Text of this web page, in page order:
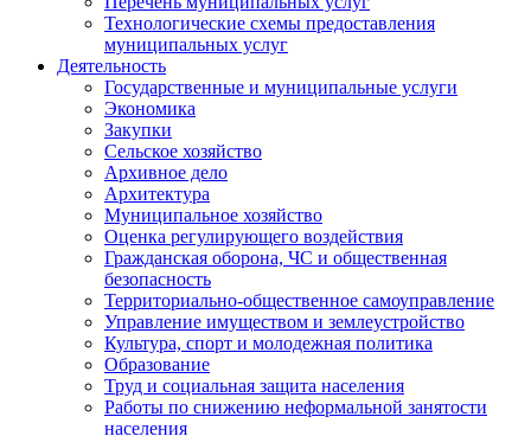
Технологические схемы предоставления
муниципальных услуг
Деятельность
Государственные и муниципальные услуги
Экономика
Закупки
Сельское хозяйство
Архивное дело
Архитектура
Муниципальное хозяйство
Оценка регулирующего воздействия
Гражданская оборона, ЧС и общественная
безопасность
Территориально-общественное самоуправление
Управление имуществом и землеустройство
Культура, спорт и молодежная политика
Образование
Труд и социальная защита населения
Работы по снижению неформальной занятости
населения